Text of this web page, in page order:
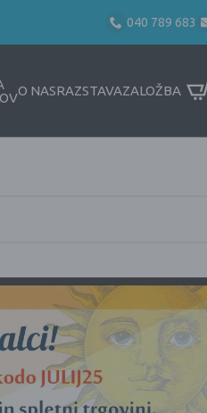
040 789 683
O NASRAZSTAVAZALOŽBA